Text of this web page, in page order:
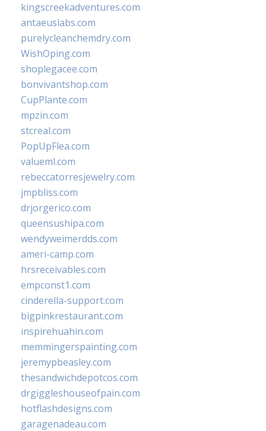
kingscreekadventures.com
antaeuslabs.com
purelycleanchemdry.com
WishOping.com
shoplegacee.com
bonvivantshop.com
CupPlante.com
mpzin.com
stcreal.com
PopUpFlea.com
valueml.com
rebeccatorresjewelry.com
jmpbliss.com
drjorgerico.com
queensushipa.com
wendyweimerdds.com
ameri-camp.com
hrsreceivables.com
empconst1.com
cinderella-support.com
bigpinkrestaurant.com
inspirehuahin.com
memmingerspainting.com
jeremypbeasley.com
thesandwichdepotcos.com
drgiggleshouseofpain.com
hotflashdesigns.com
garagenadeau.com